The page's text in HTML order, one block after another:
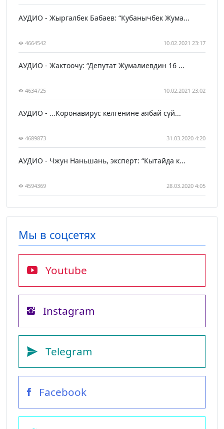
АУДИО - Жыргалбек Бабаев: “Кубанычбек Жума...
4664542 10.02.2021 23:17
АУДИО - Жактоочу: “Депутат Жумалиевдин 16 ...
4634725 10.02.2021 23:02
АУДИО - ...Коронавирус келгенине аябай сүй...
4689873 31.03.2020 4:20
АУДИО - Чжун Наньшань, эксперт: “Кытайда к...
4594369 28.03.2020 4:05
Мы в соцсетях
Youtube
Instagram
Telegram
Facebook